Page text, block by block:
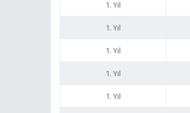
1. Yıl
1. Yıl
1. Yıl
1. Yıl
1. Yıl